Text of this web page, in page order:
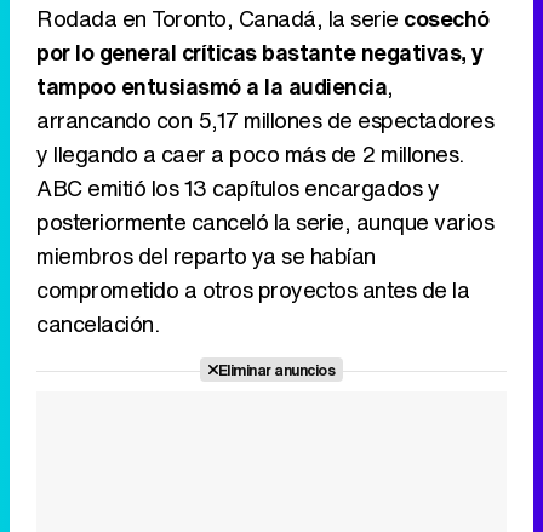
Rodada en Toronto, Canadá, la serie cosechó
por lo general críticas bastante negativas, y
tampoo entusiasmó a la audiencia,
arrancando con 5,17 millones de espectadores
y llegando a caer a poco más de 2 millones.
ABC emitió los 13 capítulos encargados y
posteriormente canceló la serie, aunque varios
miembros del reparto ya se habían
comprometido a otros proyectos antes de la
cancelación.
Eliminar anuncios